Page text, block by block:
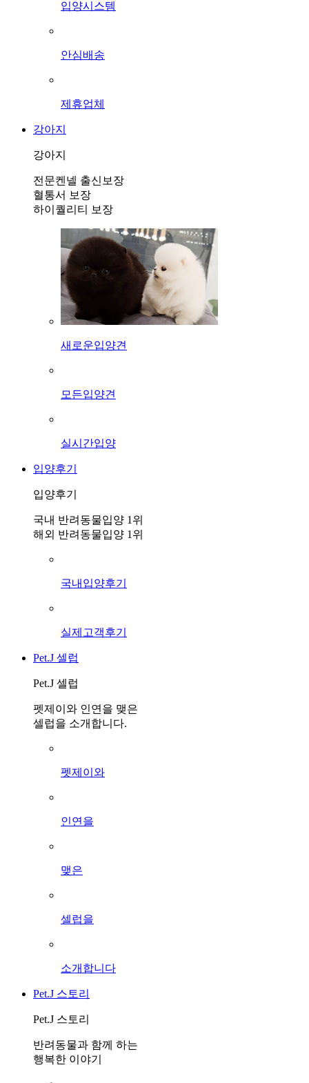
입양시스템
안심배송
제휴업체
강아지
강아지
전문켄넬 출신보장
혈통서 보장
하이퀄리티 보장
새로운입양견
모든입양견
실시간입양
입양후기
입양후기
국내 반려동물입양 1위
해외 반려동물입양 1위
국내입양후기
실제고객후기
Pet.J 셀럽
Pet.J 셀럽
펫제이와 인연을 맺은
셀럽을 소개합니다.
펫제이와
인연을
맺은
셀럽을
소개합니다
Pet.J 스토리
Pet.J 스토리
반려동물과 함께 하는
행복한 이야기